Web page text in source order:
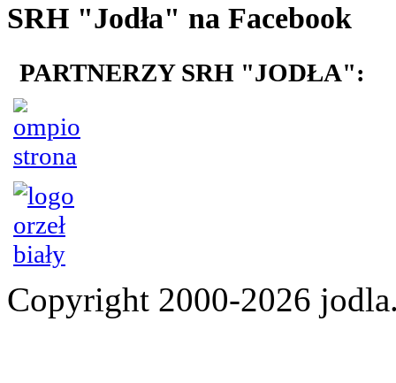
SRH "Jodła" na Facebook
PARTNERZY SRH "JODŁA":
Copyright 2000-2026